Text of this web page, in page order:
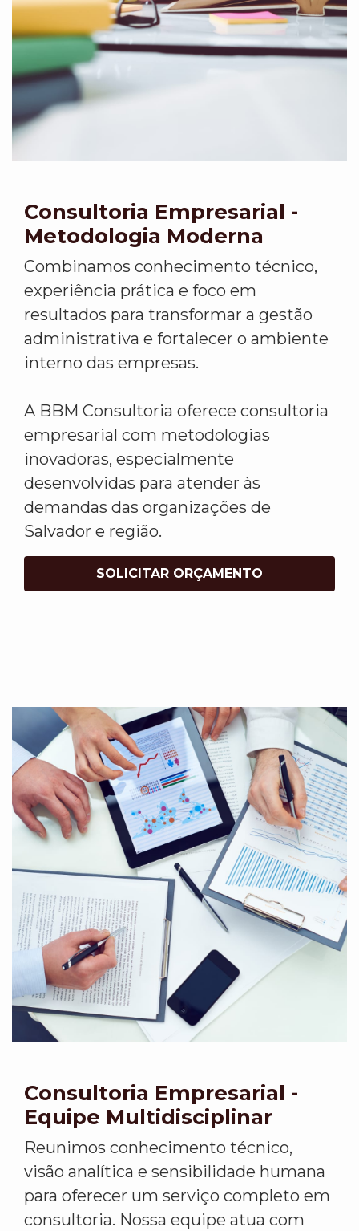
Consultoria Empresarial -
Metodologia Moderna
Combinamos conhecimento técnico,
experiência prática e foco em
resultados para transformar a gestão
administrativa e fortalecer o ambiente
interno das empresas.
A BBM Consultoria oferece consultoria
empresarial com metodologias
inovadoras, especialmente
desenvolvidas para atender às
demandas das organizações de
Salvador e região.
SOLICITAR ORÇAMENTO
Consultoria Empresarial -
Equipe Multidisciplinar
Reunimos conhecimento técnico,
visão analítica e sensibilidade humana
para oferecer um serviço completo em
consultoria. Nossa equipe atua com